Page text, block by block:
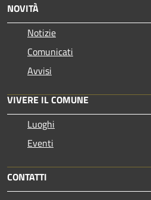
NOVITÀ
Notizie
Comunicati
Avvisi
VIVERE IL COMUNE
Luoghi
Eventi
CONTATTI